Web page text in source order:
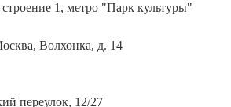
1, метро "Парк культуры"
Волхонка, д. 14
переулок, 12/27